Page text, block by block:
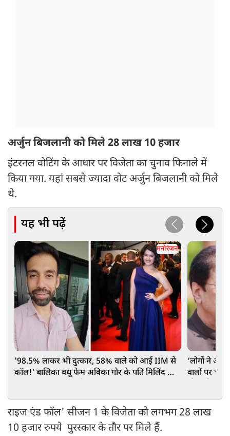
अर्जुन बिजलानी को मिले 28 लाख 10 हजार
इंटरनल वोटिंग के आधार पर विजेता का चुनाव फिनाले में
किया गया. यहां सबसे ज्यादा वोट अर्जुन बिजलानी को मिले
थे.
यह भी पढ़ें
मनोरंजन
'98.5% लाकर भी दुत्कार, 58% वाले को आई IIM से
कॉल!' बालिका वधू फेम अविका गौर के पति मिलिंद का
‘लोगों ने
वालों पर
राइज एंड फॉल' सीजन 1 के विजेता को लगभग 28 लाख
10 हजार रुपये पुरस्कार के तौर पर मिले हैं.